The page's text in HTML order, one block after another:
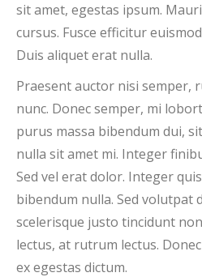
sit amet, egestas ipsum.
cursus. Fusce efficitur
Duis aliquet erat nulla.
Praesent auctor nisi semper,
nunc. Donec semper, mi
purus massa bibendum dui,
nulla sit amet mi. Integer
Sed vel erat dolor. Integer
bibendum nulla. Sed volutpat
scelerisque justo tincidunt
lectus, at rutrum lectus.
ex egestas dictum.